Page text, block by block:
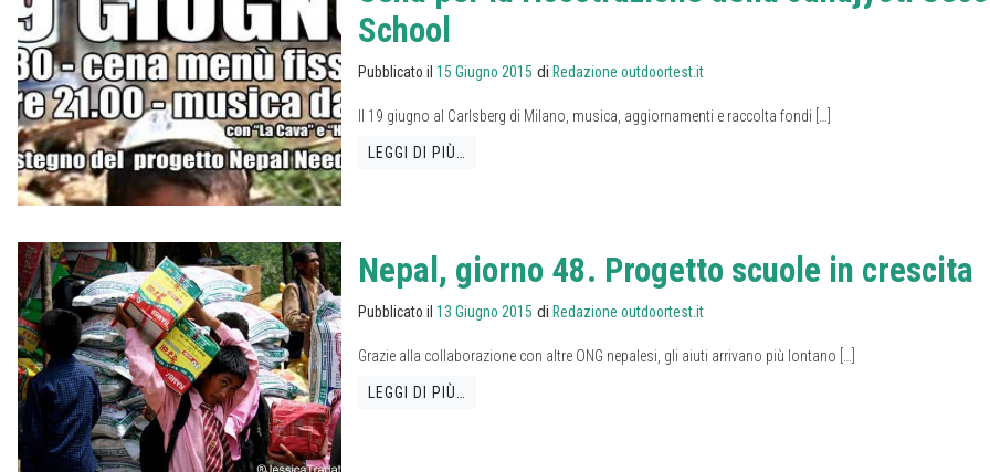
School
Pubblicato il 15 Giugno 2015 di Redazione outdoortest.it
Il 19 giugno al Carlsberg di Milano, musica, aggiornamenti e raccolta fondi […]
LEGGI DI PIÙ…
Nepal, giorno 48. Progetto scuole in crescita
Pubblicato il 13 Giugno 2015 di Redazione outdoortest.it
Grazie alla collaborazione con altre ONG nepalesi, gli aiuti arrivano più lontano […]
LEGGI DI PIÙ…